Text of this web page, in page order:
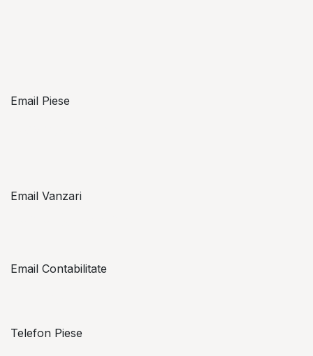
Email Piese
Email Vanzari
Email Contabilitate
Telefon Piese